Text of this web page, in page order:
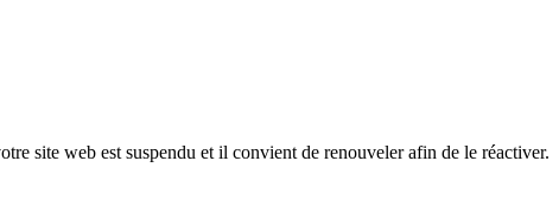
site web est suspendu et il convient de renouveler afin de le réactiver.